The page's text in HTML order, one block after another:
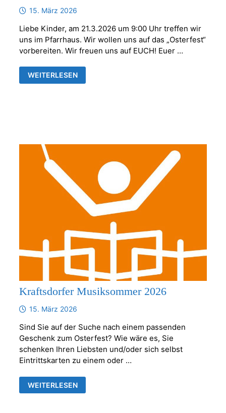
15. März 2026
Liebe Kinder, am 21.3.2026 um 9:00 Uhr treffen wir
uns im Pfarrhaus. Wir wollen uns auf das „Osterfest“
vorbereiten. Wir freuen uns auf EUCH! Euer …
KOMM
INS
WEITERLESEN
Kraftsdorfer Musiksommer 2026
15. März 2026
Sind Sie auf der Suche nach einem passenden
Geschenk zum Osterfest? Wie wäre es, Sie
schenken Ihren Liebsten und/oder sich selbst
Eintrittskarten zu einem oder …
KRAFTSDORFER
MUSIKSOMMER
WEITERLESEN